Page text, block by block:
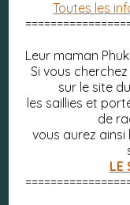
Toutes les
Leur maman
Si vous
sur le site
les saillies et
de
vous aurez
LE